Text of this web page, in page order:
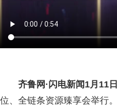
齐鲁网 ·闪电新闻1月11
位、全链条资源臻享会举行